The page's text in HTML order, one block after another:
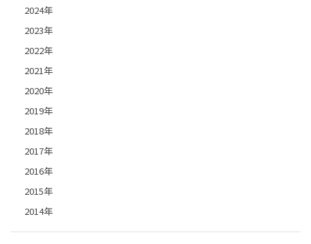
2024年
2023年
2022年
2021年
2020年
2019年
2018年
2017年
2016年
2015年
2014年